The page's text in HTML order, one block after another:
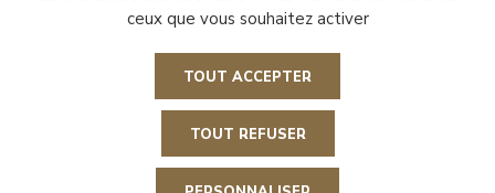
Paramétrer les cookies
Accessibilité : non conforme
ceux que vous souhaitez activer
TOUT ACCEPTER
TOUT REFUSER